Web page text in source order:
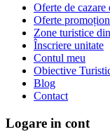
Oferte de
Oferte
Zone turistice
Înscriere unitate
Contul meu
Obiective
Blog
Contact
Logare in cont